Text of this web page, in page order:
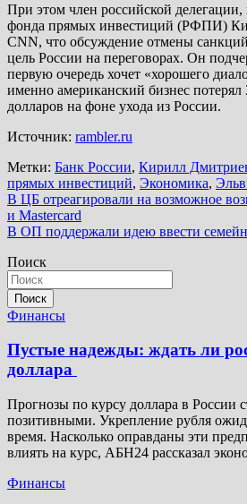
При этом член российской делегации,
фонда прямых инвестиций (РФПИ)
CNN, что обсуждение отмены
цель России на переговорах. Он
первую очередь хочет «хорошего
именно американский бизнес
долларов на фоне ухода из России.
Источник: rambler.ru
Метки: Банк России, Кирилл
прямых инвестиций, Экономика,
Навигация
по
В ЦБ отреагировали на возможное
и Mastercard
В ОП поддержали идею ввести
Поиск
Поиск
Финансы
Пустые надежды: ждать ли
доллара
Прогнозы по курсу доллара в России
позитивными. Укрепление рубля
время. Насколько оправданы эти
влиять на курс, АБН24 рассказал
Финансы